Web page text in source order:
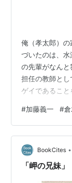
俺（孝太郎）
づいたのは、
の先輩がなん
担任の教師と
ゲイであること
藤義一 出演：
んかモノロー
たしかにあっ
こういうモノロ
て、主人公の
#加藤義一 #
BookCites •
「岬の兄妹